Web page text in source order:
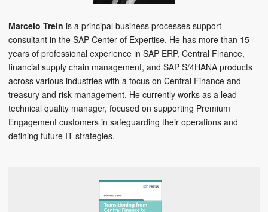
Marcelo Trein is a principal business processes support
consultant in the SAP Center of Expertise. He has more than 15
years of professional experience in SAP ERP, Central Finance,
financial supply chain management, and SAP S/4HANA products
across various industries with a focus on Central Finance and
treasury and risk management. He currently works as a lead
technical quality manager, focused on supporting Premium
Engagement customers in safeguarding their operations and
defining future IT strategies.